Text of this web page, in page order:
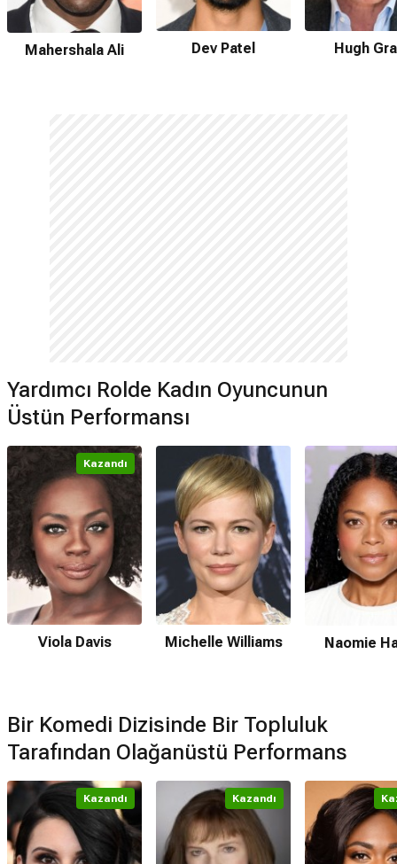
Mahershala Ali Dev Patel Hugh
Yardımcı Rolde Kadın Oyuncunun
Üstün Performansı
Kazandı
Viola Davis Michelle Williams Naomie
Bir Komedi Dizisinde Bir Topluluk
Tarafından Olağanüstü Performans
Kazandı Kazandı